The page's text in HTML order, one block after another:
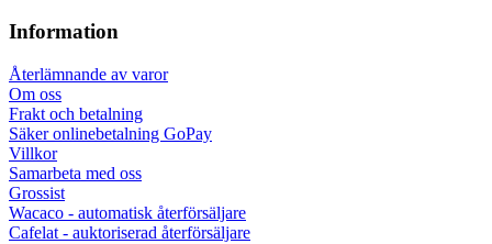
Information
Återlämnande av varor
Om oss
Frakt och betalning
Säker onlinebetalning GoPay
Villkor
Samarbeta med oss
Grossist
Wacaco - automatisk återförsäljare
Cafelat - auktoriserad återförsäljare